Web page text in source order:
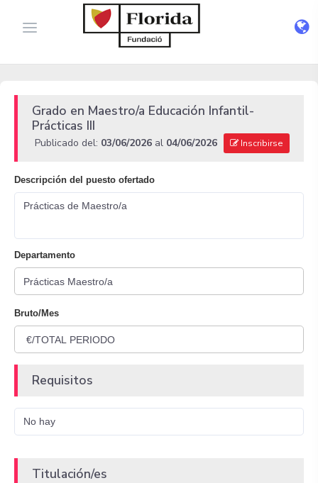
Grado en Maestro/a Educación Infantil-
Prácticas III
Publicado del: 03/06/2026 al 04/06/2026 Inscribirse
Descripción del puesto ofertado
Prácticas de Maestro/a
Departamento
Bruto/Mes
Requisitos
No hay
Titulación/es